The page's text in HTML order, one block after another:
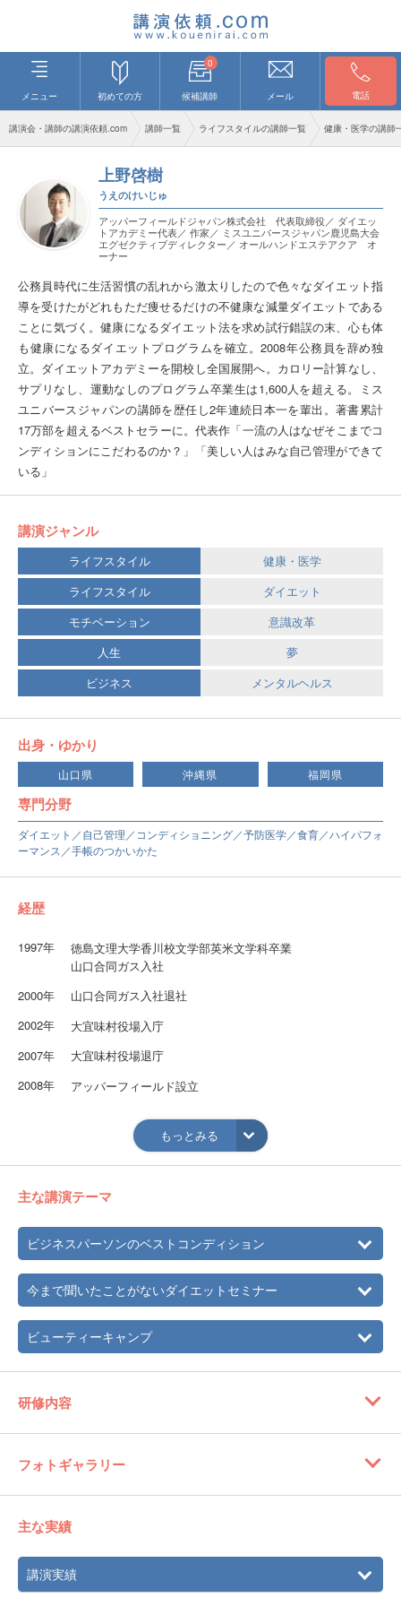
メニュー 初めての方
0
候補講師 メール 電話
講演会・講師の講演依頼.com 講師一覧 ライフスタイルの講師一覧 健康・医学の講師
上野啓樹
うえのけいじゅ
アッパーフィールドジャパン株式会社 代表取締役／ ダイエッ
トアカデミー代表／ 作家／ ミスユニバースジャパン鹿児島大会
エグゼクティブディレクター／ オールハンドエステアクア オ
ーナー
公務員時代に生活習慣の乱れから激太りしたので色々なダイエット指
導を受けたがどれもただ痩せるだけの不健康な減量ダイエットである
ことに気づく。健康になるダイエット法を求め試行錯誤の末、心も体
も健康になるダイエットプログラムを確立。2008年公務員を辞め独
立。ダイエットアカデミーを開校し全国展開へ。カロリー計算なし、
サプリなし、運動なしのプログラム卒業生は1,600人を超える。ミス
ユニバースジャパンの講師を歴任し2年連続日本一を輩出。著書累計
17万部を超えるベストセラーに。代表作「一流の人はなぜそこまでコ
ンディションにこだわるのか？」「美しい人はみな自己管理ができて
いる」
講演ジャンル
ライフスタイル
健康・医学
ライフスタイル
ダイエット
モチベーション
意識改革
人生
夢
ビジネス
メンタルヘルス
出身・ゆかり
山口県 沖縄県 福岡県
専門分野
ダイエット／自己管理／コンディショニング／予防医学／食育／ハイパフォ
ーマンス／手帳のつかいかた
経歴
1997年
徳島文理大学香川校文学部英米文学科卒業
山口合同ガス入社
2000年
山口合同ガス入社退社
2002年
大宜味村役場入庁
2007年
大宜味村役場退庁
2008年
アッパーフィールド設立
アッパーフィールドジャパン株式会社へと法人化
2014ミスユニバースジャパン福岡大会のビューティーキャ
ンプ講師をはじめ、現在まで長崎、福井、鹿児島大会の講
だわるのか？』を出版。現在まで6冊出版し計16万部のベス
トセラーに。（中国語版や電子書籍は除く）
2017年
ミスユニバースジャパン鹿児島大会エグゼクティブディレ
クターに就任
もっとみる
主な講演テーマ
ビジネスパーソンのベストコンディション
今まで聞いたことがないダイエットセミナー
ビューティーキャンプ
研修内容
フォトギャラリー
主な実績
講演実績